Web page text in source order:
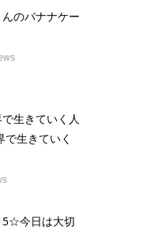
んのバナナケー
で生きていく人
で生きていく
今日は大切